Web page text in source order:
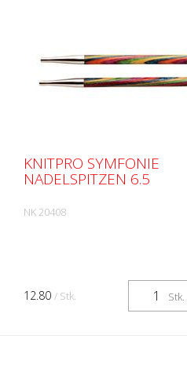
KNITPRO SYMFONIE
NADELSPITZEN 6.5
NK 20408
Stk.
12.80 / Stk.